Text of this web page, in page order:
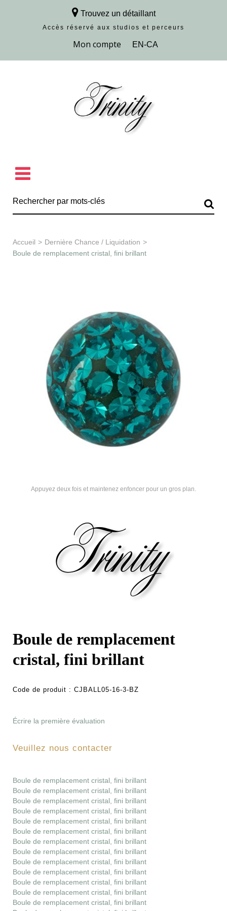
Trouvez un détaillant
Accès réservé aux studios et perceurs
Découvrir la collection
Accueil > Dernière Chance / Liquidation >
Boule de remplacement cristal, fini brillant
Appuyez deux fois et maintenez enfoncer pour un gros plan.
Boule de remplacement
cristal, fini brillant
Code de produit : CJBALL05-16-3-BZ
Écrire la première évaluation
Veuillez nous contacter
Boule de remplacement cristal, fini brillant
Boule de remplacement cristal, fini brillant
Boule de remplacement cristal, fini brillant
Boule de remplacement cristal, fini brillant
Boule de remplacement cristal, fini brillant
Boule de remplacement cristal, fini brillant
Boule de remplacement cristal, fini brillant
Boule de remplacement cristal, fini brillant
Boule de remplacement cristal, fini brillant
Boule de remplacement cristal, fini brillant
Boule de remplacement cristal, fini brillant
Boule de remplacement cristal, fini brillant
Boule de remplacement cristal, fini brillant